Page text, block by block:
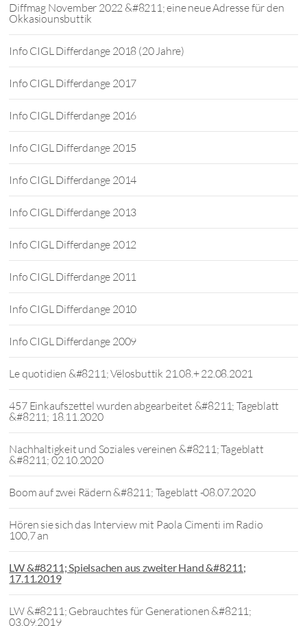
Diffmag November 2022 &#8211; eine neue Adresse für den
Okkasiounsbuttik
Info CIGL Differdange 2018 (20 Jahre)
Info CIGL Differdange 2017
Info CIGL Differdange 2016
Info CIGL Differdange 2015
Info CIGL Differdange 2014
Info CIGL Differdange 2013
Info CIGL Differdange 2012
Info CIGL Differdange 2011
Info CIGL Differdange 2010
Info CIGL Differdange 2009
Le quotidien &#8211; Vëlosbuttik 21.08.+ 22.08.2021
457 Einkaufszettel wurden abgearbeitet &#8211; Tageblatt
&#8211; 18.11.2020
Nachhaltigkeit und Soziales vereinen &#8211; Tageblatt
&#8211; 02.10.2020
Boom auf zwei Rädern &#8211; Tageblatt -08.07.2020
Hören sie sich das Interview mit Paola Cimenti im Radio
100,7 an
LW &#8211; Spielsachen aus zweiter Hand &#8211;
17.11.2019
LW &#8211; Gebrauchtes für Generationen &#8211;
03.09.2019